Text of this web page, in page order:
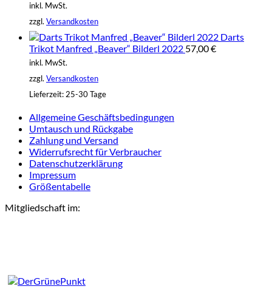
inkl. MwSt.
zzgl. Versandkosten
Darts
Trikot Manfred „Beaver“ Bilderl 2022 57,00€
inkl. MwSt.
zzgl. Versandkosten
Lieferzeit: 25-30 Tage
Allgemeine Geschäftsbedingungen
Umtausch und Rückgabe
Zahlung und Versand
Widerrufsrecht für Verbraucher
Datenschutzerklärung
Impressum
Größentabelle
Mitgliedschaft im: